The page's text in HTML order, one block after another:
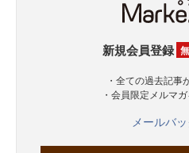
新規会員登録
・全ての過去記事
・会員限定メルマ
メールバ